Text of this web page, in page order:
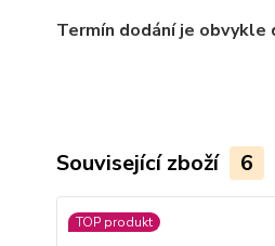
Termín dodání je obvykle
Související zboží 6
TOP produkt